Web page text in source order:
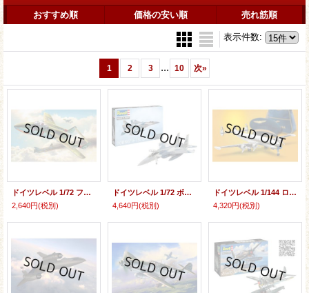
おすすめ順 価格の安い順 売れ筋順
表示件数:
1 2 3 ... 10 次»
ドイツレベル 1/72 フォッケウルフ TL イェーガー “フリッツァー”【プラモデル】
2,640円(税別)
ドイツレベル 1/72 ボーイング F-15C イーグル【プラモデル】
4,640円(税別)
ドイツレベル 1/144 ロッキード L.1049G スーパーコンステレーション【プラモデル】
4,320円(税別)